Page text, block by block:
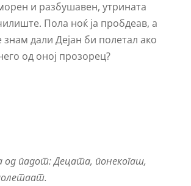
и разбушавен, утрината
Пола ноќ ја пробдеав, а
знам дали Дејан би полетал ако
од оној прозорец?
од падот: Децата, понекогаш,